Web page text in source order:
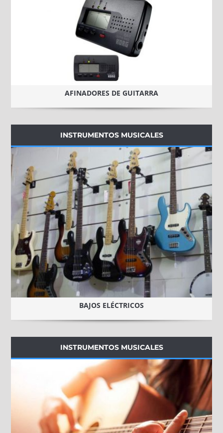
AFINADORES DE GUITARRA
INSTRUMENTOS MUSICALES
BAJOS ELÉCTRICOS
INSTRUMENTOS MUSICALES